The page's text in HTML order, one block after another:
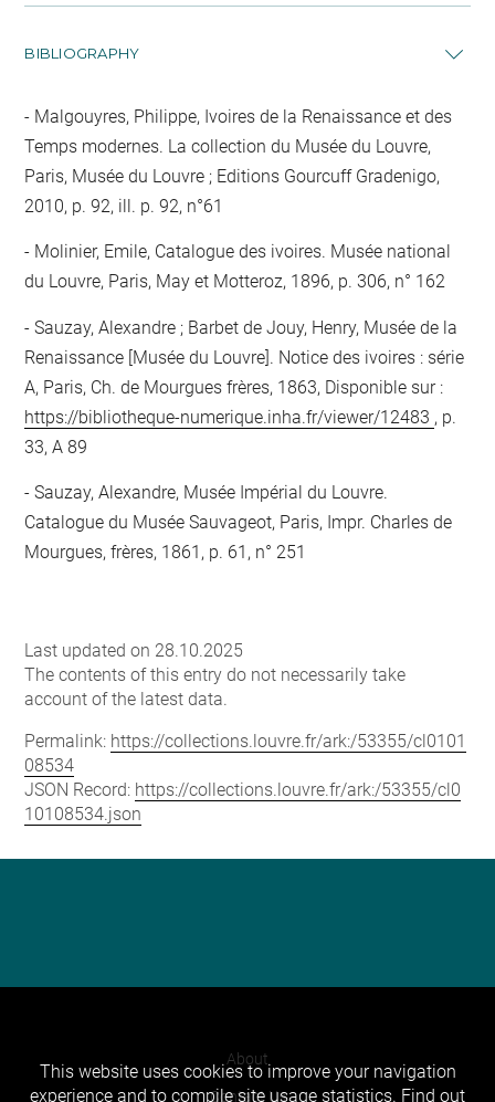
BIBLIOGRAPHY
Malgouyres, Philippe, Ivoires de la Renaissance et des
Temps modernes. La collection du Musée du Louvre,
Paris, Musée du Louvre ; Editions Gourcuff Gradenigo,
2010, p. 92, ill. p. 92, n°61
Molinier, Emile, Catalogue des ivoires. Musée national
du Louvre, Paris, May et Motteroz, 1896, p. 306, n° 162
Sauzay, Alexandre ; Barbet de Jouy, Henry, Musée de la
Renaissance [Musée du Louvre]. Notice des ivoires : série
A, Paris, Ch. de Mourgues frères, 1863, Disponible sur :
https://bibliotheque-numerique.inha.fr/viewer/12483 , p.
33, A 89
Sauzay, Alexandre, Musée Impérial du Louvre.
Catalogue du Musée Sauvageot, Paris, Impr. Charles de
Mourgues, frères, 1861, p. 61, n° 251
Last updated on 28.10.2025
The contents of this entry do not necessarily take
account of the latest data.
Permalink: https://collections.louvre.fr/ark:/53355/cl0101
08534
JSON Record: https://collections.louvre.fr/ark:/53355/cl0
10108534.json
About
Contact Us
This website uses cookies to improve your navigation
experience and to compile site usage statistics. Find out